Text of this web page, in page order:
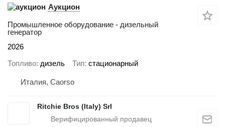
Аукцион
Промышленное оборудование - дизельный
генератор
2026
Топливо дизель Тип стационарный
Италия, Caorso
Ritchie Bros (Italy) Srl